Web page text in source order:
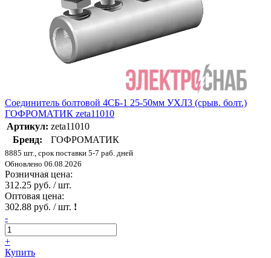
Соединитель болтовой 4СБ-1 25-50мм УХЛ3 (срыв. болт.)
ГОФРОМАТИК zeta11010
Артикул: zeta11010
Бренд:
ГОФРОМАТИК
8885 шт., срок поставки 5-7 раб. дней
Обновлено 06.08.2026
Розничная цена:
312.25 руб. / шт.
Оптовая цена:
302.88 руб. / шт. !
-
+
Купить